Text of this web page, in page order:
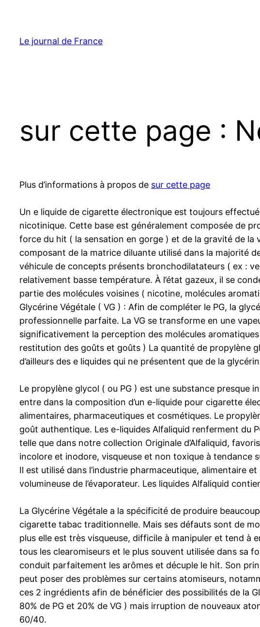
contenu
Le journal de France
sur cette page :
Plus d’informations à propos de sur cette page
Un e liquide de cigarette électronique est toujours
nicotinique. Cette base est généralement composée de
force du hit ( la sensation en gorge ) et de la gravité de la
composant de la matrice diluante utilisé dans la majorité
véhicule de concepts présents bronchodilatateurs ( ex :
relativement basse température. À l’état gazeux, il se
partie des molécules voisines ( nicotine, molécules
Glycérine Végétale ( VG ) : Afin de compléter le PG, la
professionnelle parfaite. La VG se transforme en une
significativement la perception des molécules
restitution des goûts et goûts ) La quantité de propylène
d’ailleurs des e liquides qui ne présentent que de la
Le propylène glycol ( ou PG ) est une substance presque
entre dans la composition d’un e-liquide pour cigarette
alimentaires, pharmaceutiques et cosmétiques. Le
goût authentique. Les e-liquides Alfaliquid renferment du
telle que dans notre collection Originale d’Alfaliquid,
incolore et inodore, visqueuse et non toxique à tendance
Il est utilisé dans l’industrie pharmaceutique, alimentaire
volumineuse de l’évaporateur. Les liquides Alfaliquid
La Glycérine Végétale a la spécificité de produire
cigarette tabac traditionnelle. Mais ses défauts sont de
plus elle est très visqueuse, difficile à manipuler et tend à
tous les clearomiseurs et le plus souvent utilisée dans sa
conduit parfaitement les arômes et décuple le hit. Son
peut poser des problèmes sur certains atomiseurs,
ces 2 ingrédients afin de bénéficier des possibilités de la
80% de PG et 20% de VG ) mais irruption de nouveaux
60/40.